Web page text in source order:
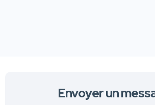
Envoyer un